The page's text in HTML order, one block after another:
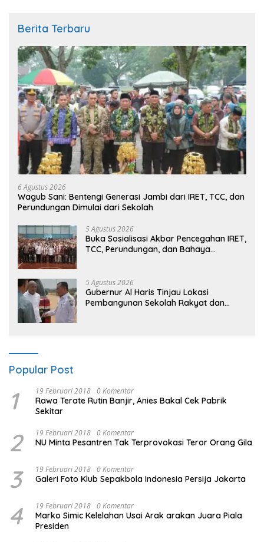
Berita Terbaru
6 Agustus 2026
Wagub Sani: Bentengi Generasi Jambi dari IRET, TCC, dan
Perundungan Dimulai dari Sekolah
5 Agustus 2026
Buka Sosialisasi Akbar Pencegahan IRET,
TCC, Perundungan, dan Bahaya
masa depan sudah ada di tangan”
5 Agustus 2026
Gubernur Al Haris Tinjau Lokasi
Pembangunan Sekolah Rakyat dan
Popular Post
1 19 Februari 2018 0 Komentar
Rawa Terate Rutin Banjir, Anies Bakal Cek Pabrik
Sekitar
2 19 Februari 2018 0 Komentar
NU Minta Pesantren Tak Terprovokasi Teror Orang Gila
3 19 Februari 2018 0 Komentar
Galeri Foto Klub Sepakbola Indonesia Persija Jakarta
4 19 Februari 2018 0 Komentar
Marko Simic Kelelahan Usai Arak arakan Juara Piala
Presiden